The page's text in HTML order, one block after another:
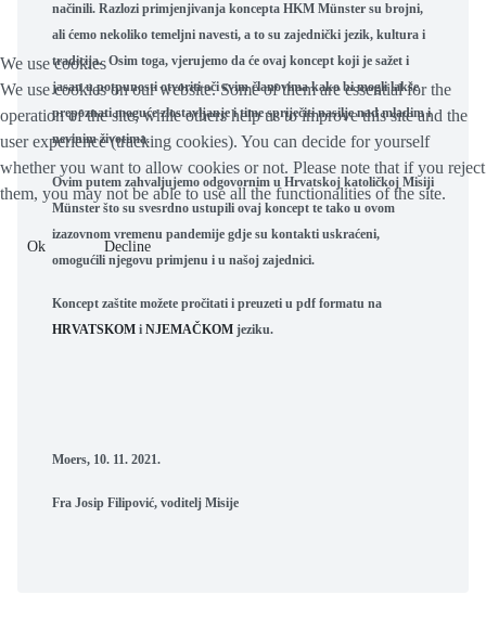
načinili. Razlozi primjenjivanja koncepta HKM Münster su brojni,
ali ćemo nekoliko temeljni navesti, a to su zajednički jezik, kultura i
tradicija. Osim toga, vjerujemo da će ovaj koncept koji je sažet i
jasan u potpunosti otvoriti oči svim članovima kako bi mogli lakše
prepoznati moguće zlostavljanje i time spriječiti nasilje nad mladim i
nevinim životima.
Ovim putem zahvaljujemo odgovornim u Hrvatskoj katoličkoj Misiji
Münster što su svesrdno ustupili ovaj koncept te tako u ovom
izazovnom vremenu pandemije gdje su kontakti uskraćeni,
omogućili njegovu primjenu i u našoj zajednici.
Koncept zaštite možete pročitati i preuzeti u pdf formatu na
HRVATSKOM i NJEMAČKOM jeziku.
Moers, 10. 11. 2021.
Fra Josip Filipović, voditelj Misije
We use cookies
We use cookies on our website. Some of them are essential for the
operation of the site, while others help us to improve this site and the
user experience (tracking cookies). You can decide for yourself
whether you want to allow cookies or not. Please note that if you reject
them, you may not be able to use all the functionalities of the site.
Ok Decline